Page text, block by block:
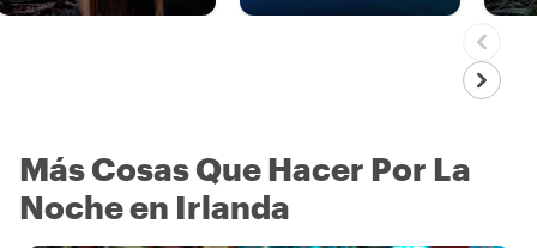
Más Cosas Que Hacer Por La
Noche en Irlanda